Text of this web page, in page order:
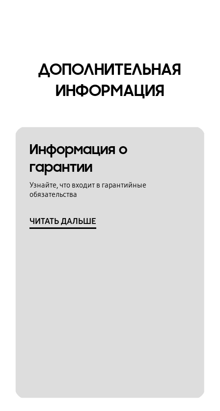
ДОПОЛНИТЕЛЬНАЯ
ИНФОРМАЦИЯ
Информация о
гарантии
Узнайте, что входит в гарантийные
обязательства
ЧИТАТЬ ДАЛЬШЕ